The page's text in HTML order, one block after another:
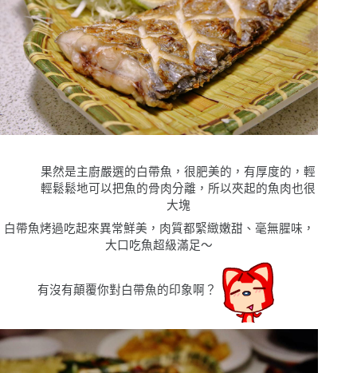
果然是主廚嚴選的白帶魚，很肥美的，有厚度的，輕
輕鬆鬆地可以把魚的骨肉分離，所以夾起的魚肉也很
大塊
白帶魚烤過吃起來異常鮮美，肉質都緊緻嫩甜、毫無腥味，
大口吃魚超級滿足〜
有沒有顛覆你對白帶魚的印象啊？